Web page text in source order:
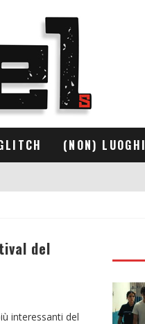
(NON) LUOGHI
del
interessanti del